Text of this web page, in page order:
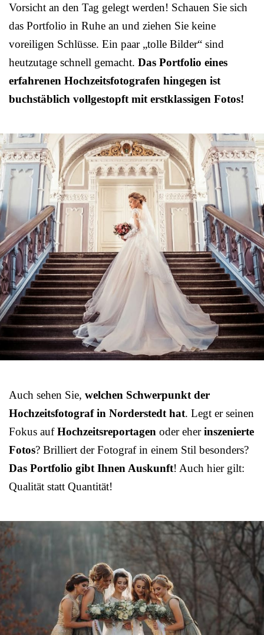
Vorsicht an den Tag gelegt werden! Schauen Sie sich
das Portfolio in Ruhe an und ziehen Sie keine
voreiligen Schlüsse. Ein paar „tolle Bilder“ sind
heutzutage schnell gemacht. Das Portfolio eines
erfahrenen Hochzeitsfotografen hingegen ist
buchstäblich vollgestopft mit erstklassigen Fotos!
Auch sehen Sie, welchen Schwerpunkt der
Hochzeitsfotograf in Norderstedt hat. Legt er seinen
Fokus aufHochzeitsreportagen oder eherinszenierte
Fotos? Brilliert der Fotograf in einem Stil besonders?
Das Portfolio gibt Ihnen Auskunft! Auch hier gilt:
Qualität statt Quantität!